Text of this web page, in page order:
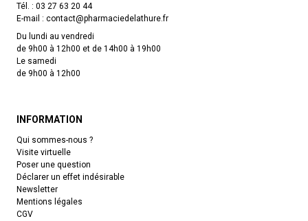
Tél. : 03 27 63 20 44
E-mail : contact@pharmaciedelathure.fr
Du lundi au vendredi
de 9h00 à 12h00 et de 14h00 à 19h00
Le samedi
de 9h00 à 12h00
INFORMATION
Qui sommes-nous ?
Visite virtuelle
Poser une question
Déclarer un effet indésirable
Newsletter
Mentions légales
CGV